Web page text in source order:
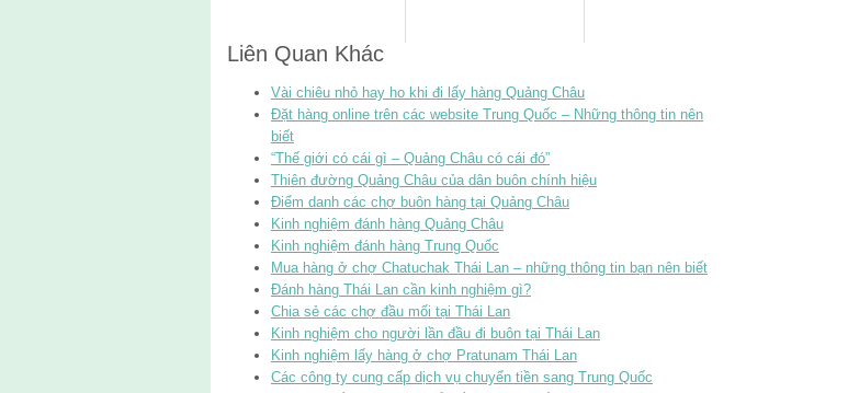
Liên Quan Khác
Vài chiêu nhỏ hay ho khi đi lấy hàng Quảng Châu
Đặt hàng online trên các website Trung Quốc – Những thông tin nên
biết
“Thế giới có cái gì – Quảng Châu có cái đó”
Thiên đường Quảng Châu của dân buôn chính hiệu
Điểm danh các chợ buôn hàng tại Quảng Châu
Kinh nghiệm đánh hàng Quảng Châu
Kinh nghiệm đánh hàng Trung Quốc
Mua hàng ở chợ Chatuchak Thái Lan – những thông tin bạn nên biết
Đánh hàng Thái Lan cần kinh nghiệm gì?
Chia sẻ các chợ đầu mối tại Thái Lan
Kinh nghiệm cho người lần đầu đi buôn tại Thái Lan
Kinh nghiệm lấy hàng ở chợ Pratunam Thái Lan
Các công ty cung cấp dịch vụ chuyển tiền sang Trung Quốc